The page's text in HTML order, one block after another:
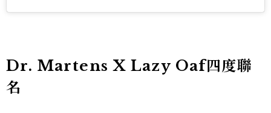
Dr. Martens X Lazy Oaf四度聯
名